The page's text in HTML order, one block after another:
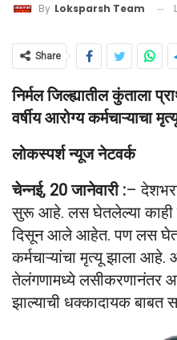
By Loksparsh Team
Share
निर्मल जिल्ह्यातील कुंताला
वर्षीय आरोग्य कर्मचाऱ्याचा
लोकस्पर्श न्यूज नेटवर्क
चेन्नई, 20 जानेवारी :–
सुरू आहे. लस घेतलेल्या काही
दिसून आले आहेत. पण लस
कर्मचाऱ्यांचा मृत्यू झाला
तेलंगणामध्ये लसीकरणानंतर
झाल्याची धक्कादायक बाबत